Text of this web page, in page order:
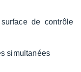
de contrôle
simul­ta­nées